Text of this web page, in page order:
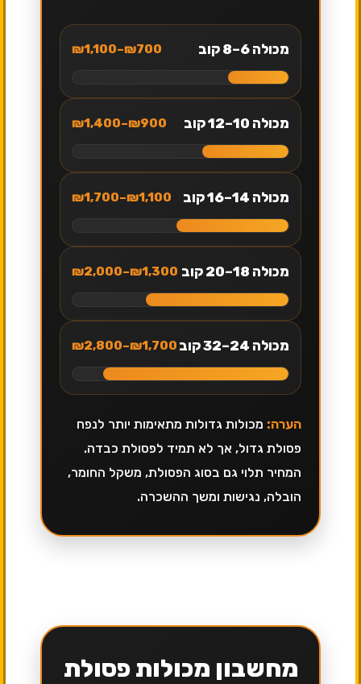
מכולה 6–8 קוב ₪700–₪1,100
מכולה 10–12 קוב ₪900–₪1,400
מכולה 14–16 קוב ₪1,100–₪1,700
מכולה 18–20 קוב ₪1,300–₪2,000
מכולה 24–32 קוב ₪1,700–₪2,800
הערה: מכולות גדולות מתאימות יותר לנפח
פסולת גדול, אך לא תמיד לפסולת כבדה.
המחיר תלוי גם בסוג הפסולת, משקל החומר,
הובלה, נגישות ומשך ההשכרה.
מחשבון מכולות פסולת